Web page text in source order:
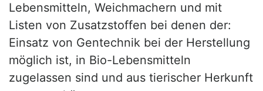
Lebensmitteln, Weichmachern und mit
Listen von Zusatzstoffen bei denen der:
Einsatz von Gentechnik bei der Herstellung
möglich ist, in Bio-Lebensmitteln
zugelassen sind und aus tierischer Herkunft